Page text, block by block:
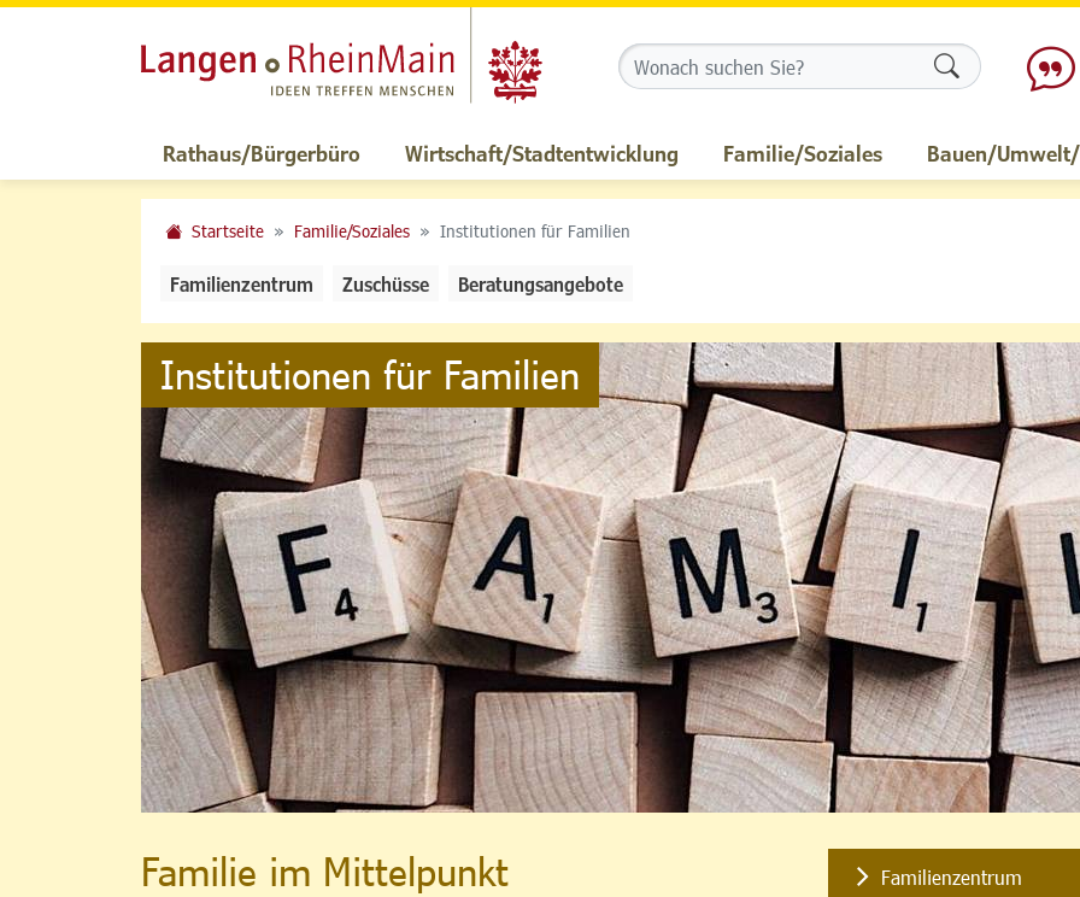
Rathaus/Bürgerbüro Wirtschaft/Stadtentwicklung Familie/Soziales Bauen/
Startseite Familie/Soziales Institutionen für Familien
Familienzentrum Zuschüsse Beratungsangebote
Institutionen für Familien
Familie im Mittelpunkt Familienzentrum